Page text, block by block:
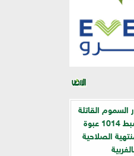
القاتلة
للزرع.. ضبط 1014 عبوة
الصلاحية